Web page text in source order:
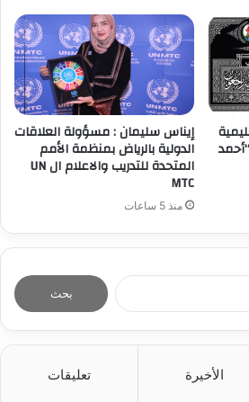
إيناس سليمان : مسؤولة العلاقات
الدولية بالرياض بمنظمة الأمم
المتحدة للتدريب والاعلام ال UN
MTC
منذ 5 ساعات
الأخيرة تعليقات